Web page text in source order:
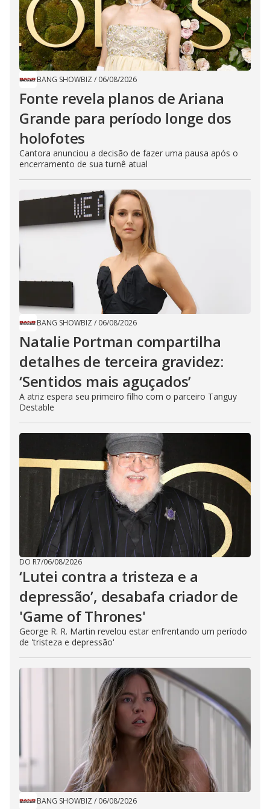
BANG SHOWBIZ / 06/08/2026
Fonte revela planos de Ariana
Grande para período longe dos
holofotes
Cantora anunciou a decisão de fazer uma pausa após o
encerramento de sua turnê atual
BANG SHOWBIZ / 06/08/2026
Natalie Portman compartilha
detalhes de terceira gravidez:
‘Sentidos mais aguçados’
A atriz espera seu primeiro filho com o parceiro Tanguy
Destable
DO R7/06/08/2026
‘Lutei contra a tristeza e a
depressão’, desabafa criador de
'Game of Thrones'
George R. R. Martin revelou estar enfrentando um período
de 'tristeza e depressão'
BANG SHOWBIZ / 06/08/2026